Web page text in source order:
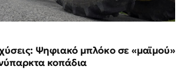
Ψηφιακό μπλόκο σε «μαϊμού»
κοπάδια